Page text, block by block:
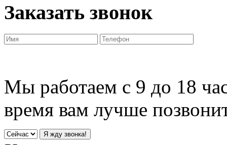
Заказать звонок
Мы работаем с 9 до 18
время вам лучше